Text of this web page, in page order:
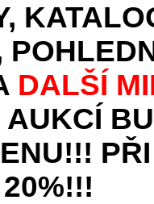
DALŠÍ
AUKCÍ